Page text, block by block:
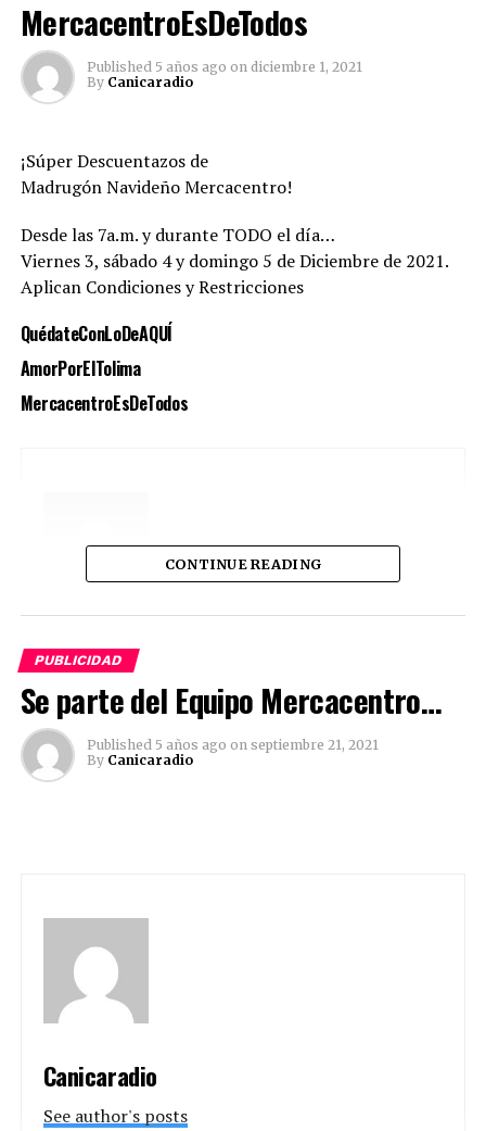
MercacentroEsDeTodos
Published 5 años ago on diciembre 1, 2021
By Canicaradio
¡Súper Descuentazos de
Madrugón Navideño Mercacentro!
Desde las 7a.m. y durante TODO el día…
Viernes 3, sábado 4 y domingo 5 de Diciembre de 2021.
Aplican Condiciones y Restricciones
QuédateConLoDeAQUÍ
AmorPorElTolima
MercacentroEsDeTodos
Canicaradio
See author's posts
CONTINUE READING
PUBLICIDAD
Se parte del Equipo Mercacentro…
Published 5 años ago on septiembre 21, 2021
By Canicaradio
Canicaradio
See author's posts